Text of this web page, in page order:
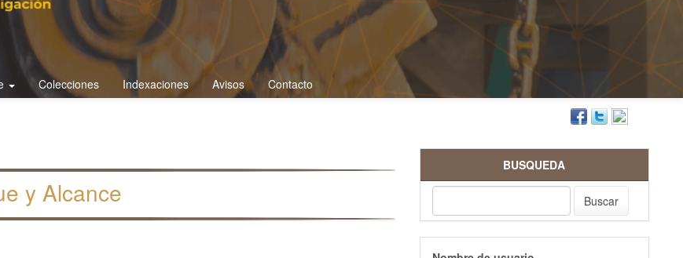
Colecciones Indexaciones Avisos Contacto
y Alcance
BUSQUEDA
Buscar